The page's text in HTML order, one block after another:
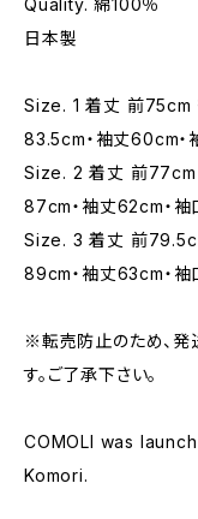
Quality. 綿100％
日本製
Size. 1 着丈 前75cm
83.5cm・袖丈60cm・
Size. 2 着丈 前77cm
87cm・袖丈62cm・
Size. 3 着丈 前
89cm・袖丈63cm・袖
※転売防止のため、発
す。ご了承下さい。
COMOLI was
Komori.